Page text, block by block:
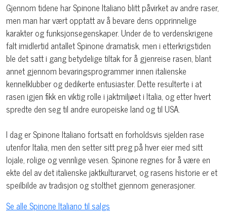
Gjennom tidene har Spinone Italiano blitt påvirket av andre raser,
men man har vært opptatt av å bevare dens opprinnelige
karakter og funksjonsegenskaper. Under de to verdenskrigene
falt imidlertid antallet Spinone dramatisk, men i etterkrigstiden
ble det satt i gang betydelige tiltak for å gjenreise rasen, blant
annet gjennom bevaringsprogrammer innen italienske
kennelklubber og dedikerte entusiaster. Dette resulterte i at
rasen igjen fikk en viktig rolle i jaktmiljøet i Italia, og etter hvert
spredte den seg til andre europeiske land og til USA.
I dag er Spinone Italiano fortsatt en forholdsvis sjelden rase
utenfor Italia, men den setter sitt preg på hver eier med sitt
lojale, rolige og vennlige vesen. Spinone regnes for å være en
ekte del av det italienske jaktkulturarvet, og rasens historie er et
speilbilde av tradisjon og stolthet gjennom generasjoner.
Se alle Spinone Italiano til salgs